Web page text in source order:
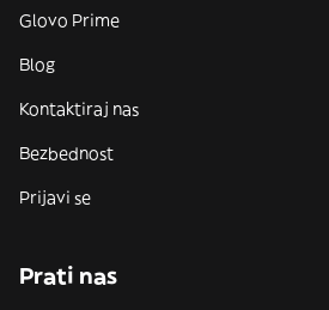
Glovo Prime
Blog
Kontaktiraj nas
Bezbednost
Prijavi se
Prati nas